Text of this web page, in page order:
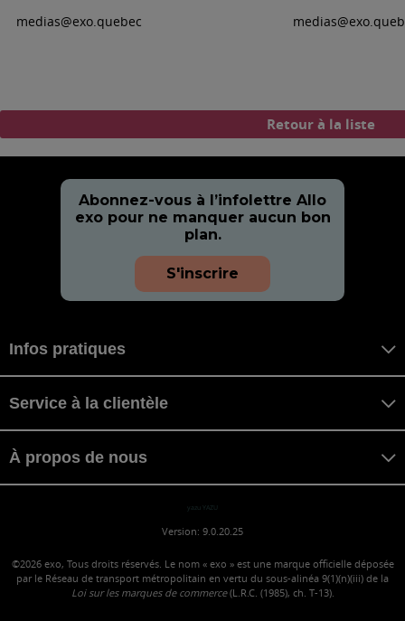
medias@exo.quebec
Retour à la liste
Abonnez-vous à l’infolettre Allo
exo pour ne manquer aucun bon
plan.
S'inscrire
Infos pratiques
Service à la clientèle
À propos de nous
yazu YAZU
Version: 9.0.20.25
©2026 exo, Tous droits réservés. Le nom « exo » est une marque officielle déposée
par le Réseau de transport métropolitain en vertu du sous-alinéa 9(1)(n)(iii) de la
Loi sur les marques de commerce(L.R.C. (1985), ch. T-13).